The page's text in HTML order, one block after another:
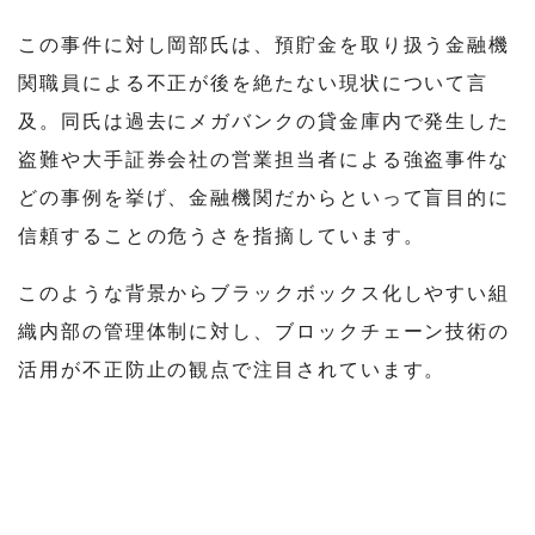
この事件に対し岡部氏は、預貯金を取り扱う金融機
関職員による不正が後を絶たない現状について言
及。同氏は過去にメガバンクの貸金庫内で発生した
盗難や大手証券会社の営業担当者による強盗事件な
どの事例を挙げ、金融機関だからといって盲目的に
信頼することの危うさを指摘しています。
このような背景からブラックボックス化しやすい組
織内部の管理体制に対し、ブロックチェーン技術の
活用が不正防止の観点で注目されています。